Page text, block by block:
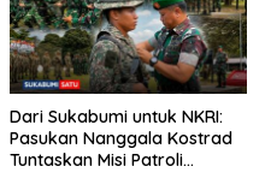
Dari Sukabumi untuk NKRI:
Pasukan Nanggala Kostrad
Tuntaskan Misi Patroli